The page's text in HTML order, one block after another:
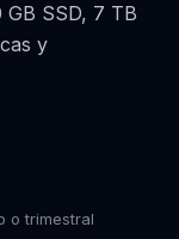
SSD, 7 TB
y
o trimestral